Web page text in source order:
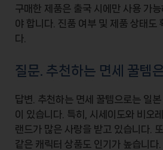
구매한 제품은 출국 시 에만 사용 가
야 합니다. 진품 여부 및 제품 상태도
다.
질문. 추천하는 면세 꿀템
답변. 추천하는 면세 꿀템으로는 일
이 있습니다. 특히, 시세이도와 비오레
랜드가 많은 사랑을 받고 있습니다. 또
같은 캐릭터 상품도 인기가 높습니다.